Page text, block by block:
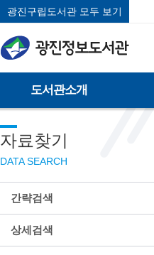
광진구립도서관 모두 보기
도서관소개
자료찾기
DATA SEARCH
간략검색
상세검색